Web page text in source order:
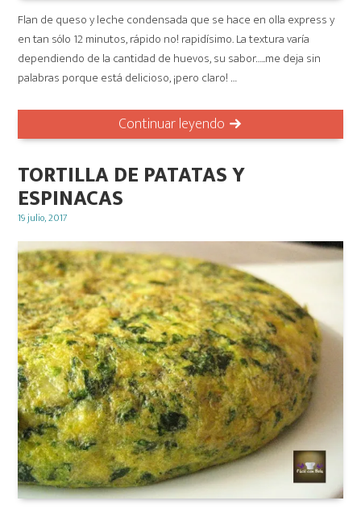
Flan de queso y leche condensada que se hace en olla express y
en tan sólo 12 minutos, rápido no! rapidísimo. La textura varía
dependiendo de la cantidad de huevos, su sabor…..me deja sin
palabras porque está delicioso, ¡pero claro! …
Continuar leyendo
TORTILLA DE PATATAS Y
ESPINACAS
Posted
19 julio, 2017